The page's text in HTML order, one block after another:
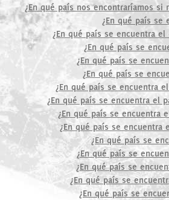
¿En qué país nos encontraríamos si
¿En qué país se
¿En qué país se encuentra
¿En qué país se
¿En qué país se
¿En qué país se
¿En qué país se encuentra
¿En qué país se encuentra el
¿En qué país se encuentra
¿En qué país se encuentra
¿En qué país se
¿En qué país se
¿En qué país se
¿En qué país se
¿En qué país se